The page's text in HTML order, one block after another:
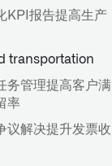
KPI报告提高生产
transportation
务管理提高客户满
率
议解决提升发票收